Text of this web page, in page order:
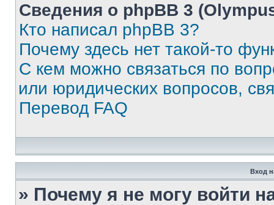
Сведения о phpBB 3
Кто написал phpBB 3?
Почему здесь нет такой-то
С кем можно связаться по
или юридических вопросов,
Перевод FAQ
Вход
» Почему я не могу войти